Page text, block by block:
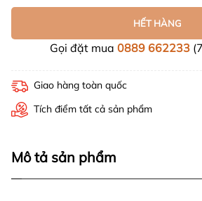
HẾT HÀNG
Gọi đặt mua 0889 662233
Giao hàng toàn quốc
Tích điểm tất cả sản phẩm
Mô tả sản phẩm